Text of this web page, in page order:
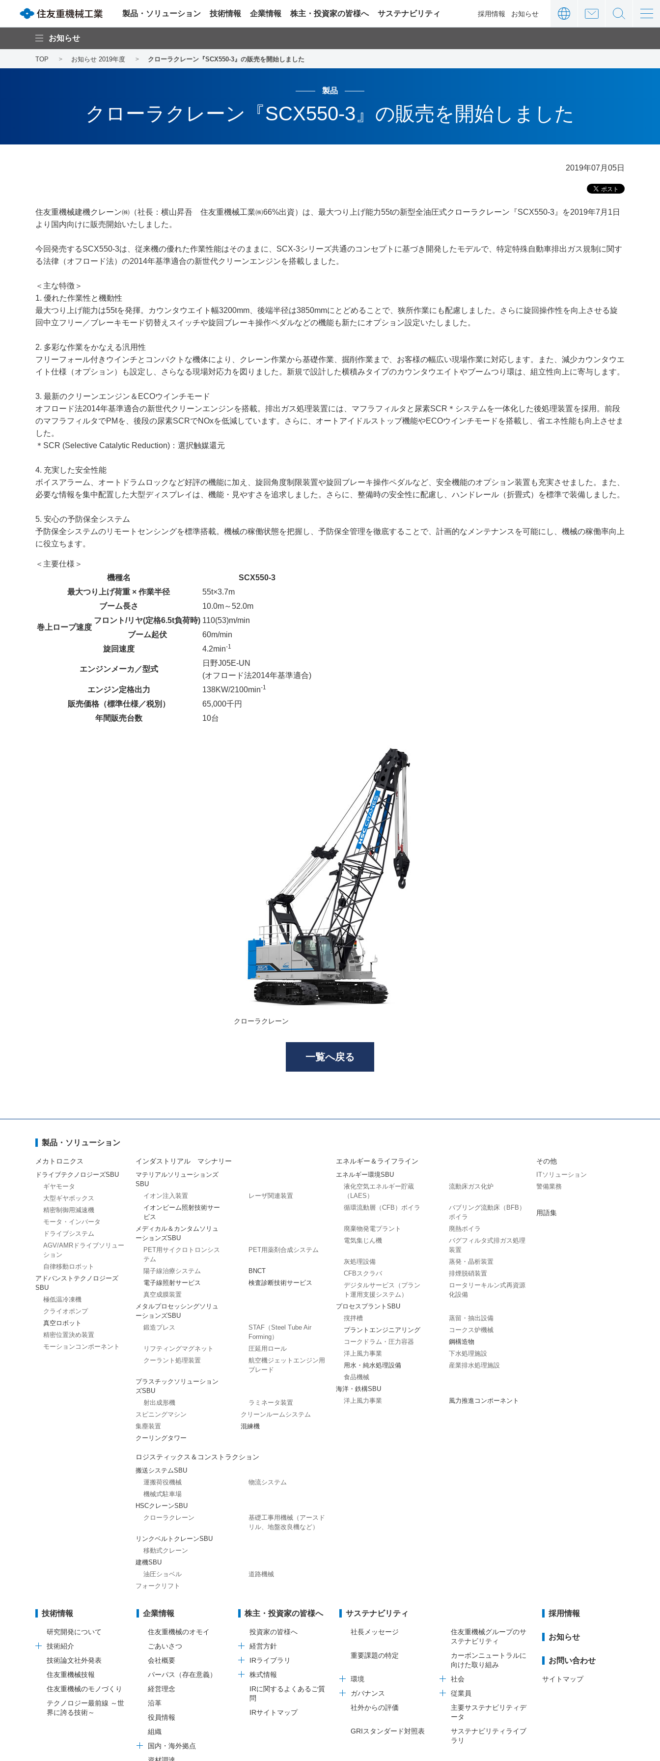
製品・ソリューション 技術情報 企業情報 株主・投資家の皆様へ サステナビリティ 採用情報 お知らせ
お知らせ
TOP お知らせ 2019年度 クローラクレーン『SCX550-3』の販売を開始しました
製品
クローラクレーン『SCX550-3』の販売を開始しました
2019年07月05日
住友重機械建機クレーン㈱（社長：横山昇吾 住友重機械工業㈱66%出資）は、最大つり上げ能力55tの新型全油圧式クローラクレーン『SCX550-3』を2019年7月1日
より国内向けに販売開始いたしました。
今回発売するSCX550-3は、従来機の優れた作業性能はそのままに、SCX-3シリーズ共通のコンセプトに基づき開発したモデルで、特定特殊自動車排出ガス規制に関す
る法律（オフロード法）の2014年基準適合の新世代クリーンエンジンを搭載しました。
＜主な特徴＞
1. 優れた作業性と機動性
最大つり上げ能力は55tを発揮。カウンタウエイト幅3200mm、後端半径は3850mmにとどめることで、狭所作業にも配慮しました。さらに旋回操作性を向上させる旋
回中立フリー／ブレーキモード切替えスイッチや旋回ブレーキ操作ペダルなどの機能も新たにオプション設定いたしました。
2. 多彩な作業をかなえる汎用性
フリーフォール付きウインチとコンパクトな機体により、クレーン作業から基礎作業、掘削作業まで、お客様の幅広い現場作業に対応します。また、減少カウンタウエ
イト仕様（オプション）も設定し、さらなる現場対応力を図りました。新規で設計した横積みタイプのカウンタウエイトやブームつり環は、組立性向上に寄与します。
3. 最新のクリーンエンジン＆ECOウインチモード
オフロード法2014年基準適合の新世代クリーンエンジンを搭載。排出ガス処理装置には、マフラフィルタと尿素SCR＊システムを一体化した後処理装置を採用。前段
のマフラフィルタでPMを、後段の尿素SCRでNOxを低減しています。さらに、オートアイドルストップ機能やECOウインチモードを搭載し、省エネ性能も向上させま
した。
＊SCR (Selective Catalytic Reduction)：選択触媒還元
4. 充実した安全性能
ボイスアラーム、オートドラムロックなど好評の機能に加え、旋回角度制限装置や旋回ブレーキ操作ペダルなど、安全機能のオプション装置も充実させました。また、
必要な情報を集中配置した大型ディスプレイは、機能・見やすさを追求しました。さらに、整備時の安全性に配慮し、ハンドレール（折畳式）を標準で装備しました。
5. 安心の予防保全システム
予防保全システムのリモートセンシングを標準搭載。機械の稼働状態を把握し、予防保全管理を徹底することで、計画的なメンテナンスを可能にし、機械の稼働率向上
に役立ちます。
＜主要仕様＞
機種名
SCX550-3
最大つり上げ荷重 × 作業半径
55t×3.7m
ブーム長さ
10.0m～52.0m
巻上ロープ速度
フロント/リヤ(定格6.5t負荷時) 110(53)m/min
ブーム起伏
60m/min
旋回速度
4.2min-1
エンジンメーカ／型式
日野J05E-UN
(オフロード法2014年基準適合)
エンジン定格出力
138KW/2100min-1
販売価格（標準仕様／税別）
65,000千円
年間販売台数
10台
クローラクレーン
一覧へ戻る
製品・ソリューション
メカトロニクス
ドライブテクノロジーズSBU
ギヤモータ
大型ギヤボックス
精密制御用減速機
モータ・インバータ
ドライブシステム
AGV/AMRドライブソリュー
ション
自律移動ロボット
アドバンストテクノロジーズ
SBU
極低温冷凍機
クライオポンプ
真空ロボット
精密位置決め装置
モーションコンポーネント
インダストリアル マシナリー
マテリアルソリューションズ
SBU
イオン注入装置
レーザ関連装置
イオンビーム照射技術サー
ビス
メディカル＆カンタムソリュ
ーションズSBU
PET用サイクロトロンシス
テム
PET用薬剤合成システム
陽子線治療システム
BNCT
電子線照射サービス
検査診断技術サービス
真空成膜装置
メタルプロセッシングソリュ
ーションズSBU
鍛造プレス
STAF（Steel Tube Air
Forming）
リフティングマグネット
圧延用ロール
クーラント処理装置
航空機ジェットエンジン用
ブレード
プラスチックソリューション
ズSBU
射出成形機
ラミネータ装置
スピニングマシン
クリーンルームシステム
集塵装置
混練機
クーリングタワー
ロジスティックス＆コンストラクション
搬送システムSBU
運搬荷役機械
物流システム
機械式駐車場
HSCクレーンSBU
クローラクレーン
基礎工事用機械（アースド
リル、地盤改良機など）
リンクベルトクレーンSBU
移動式クレーン
建機SBU
油圧ショベル
道路機械
フォークリフト
エネルギー＆ライフライン
エネルギー環境SBU
液化空気エネルギー貯蔵
（LAES）
流動床ガス化炉
循環流動層（CFB）ボイラ
バブリング流動床（BFB）
ボイラ
廃棄物発電プラント
廃熱ボイラ
電気集じん機
バグフィルタ式排ガス処理
装置
灰処理設備
蒸発・晶析装置
CFBスクラバ
排煙脱硝装置
デジタルサービス（プラン
ト運用支援システム）
ロータリーキルン式再資源
化設備
プロセスプラントSBU
撹拌槽
蒸留・抽出設備
プラントエンジニアリング
コークス炉機械
コークドラム・圧力容器
鋼構造物
洋上風力事業
下水処理施設
用水・純水処理設備
産業排水処理施設
食品機械
海洋・鉄構SBU
洋上風力事業
風力推進コンポーネント
その他
ITソリューション
警備業務
用語集
技術情報
研究開発について
技術紹介
技術論文社外発表
住友重機械技報
住友重機械のモノづくり
テクノロジー最前線 ～世
界に誇る技術～
企業情報
住友重機械のオモイ
ごあいさつ
会社概要
パーパス（存在意義）
経営理念
沿革
役員情報
組織
国内・海外拠点
株主・投資家の皆様へ
投資家の皆様へ
経営方針
IRライブラリ
株式情報
IRに関するよくあるご質
問
IRサイトマップ
サステナビリティ
社長メッセージ
住友重機械グループのサ
ステナビリティ
重要課題の特定
カーボンニュートラルに
向けた取り組み
環境
社会
ガバナンス
従業員
社外からの評価
主要サステナビリティデ
ータ
GRIスタンダード対照表
サステナビリティライブ
ラリ
採用情報
お知らせ
お問い合わせ
サイトマップ